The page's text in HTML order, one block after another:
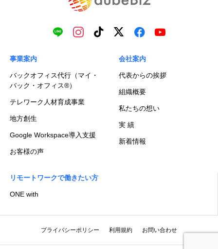
事業案内
バックオフィス代行（マイ・
バック・オフィス®）
テレワーク人材育成事業
地方創生
Google Workspace導入支援
お客様の声
会社案内
代表からの挨拶
組織概要
私たちの想い
実 績
新着情報
リモートワークで働きたい方
ONE with
プライバシーポリシー 利用規約 お問い合わせ